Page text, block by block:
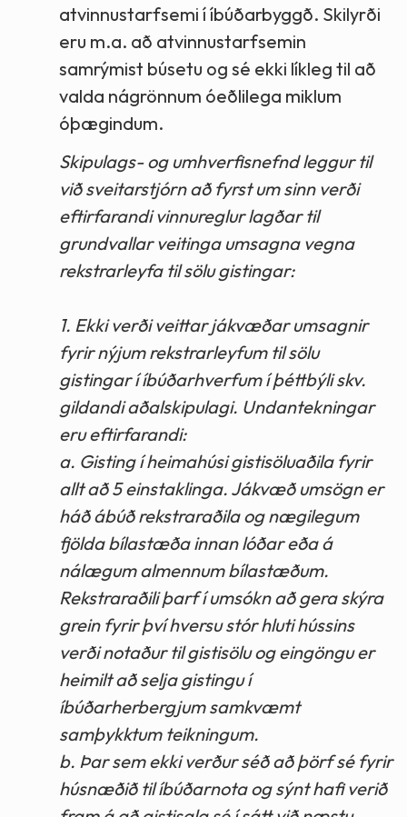
atvinnustarfsemi í íbúðarbyggð. Skilyrði
eru m.a. að atvinnustarfsemin
samrýmist búsetu og sé ekki líkleg til að
valda nágrönnum óeðlilega miklum
óþægindum.
Skipulags- og umhverfisnefnd leggur til
við sveitarstjórn að fyrst um sinn verði
eftirfarandi vinnureglur lagðar til
grundvallar veitinga umsagna vegna
rekstrarleyfa til sölu gistingar:
1. Ekki verði veittar jákvæðar umsagnir
fyrir nýjum rekstrarleyfum til sölu
gistingar í íbúðarhverfum í þéttbýli skv.
gildandi aðalskipulagi. Undantekningar
eru eftirfarandi:
a. Gisting í heimahúsi gistisöluaðila fyrir
allt að 5 einstaklinga. Jákvæð umsögn er
háð ábúð rekstraraðila og nægilegum
fjölda bílastæða innan lóðar eða á
nálægum almennum bílastæðum.
Rekstraraðili þarf í umsókn að gera skýra
grein fyrir því hversu stór hluti hússins
verði notaður til gistisölu og eingöngu er
heimilt að selja gistingu í
íbúðarherbergjum samkvæmt
samþykktum teikningum.
b. Þar sem ekki verður séð að þörf sé fyrir
húsnæðið til íbúðarnota og sýnt hafi verið